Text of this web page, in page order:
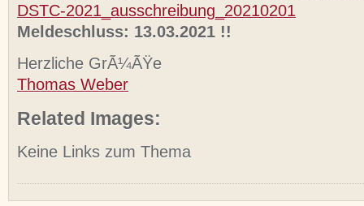
DSTC-2021_ausschreibung_20210201
Meldeschluss: 13.03.2021 !!
Herzliche GrÃ¼ÃŸe
Thomas Weber
Related Images:
Keine Links zum Thema